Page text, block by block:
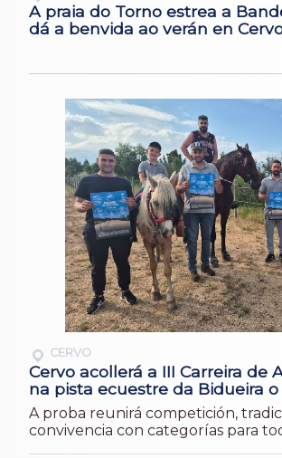
A praia do Torno estrea a
dá a benvida ao verán en
CERVO
Cervo acollerá a III Carreira de
na pista ecuestre da Bidueira o
A proba reunirá competición,
convivencia con categorías para